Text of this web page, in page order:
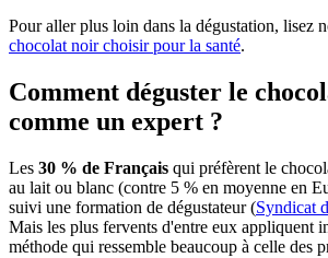
Pour aller plus loin dans la dégustation, lisez
chocolat noir choisir pour la santé.
Comment déguster le
comme un expert ?
Les 30 % de Français qui préfèrent le
au lait ou blanc (contre 5 % en moyenne en
suivi une formation de dégustateur (Syndicat
Mais les plus fervents d'entre eux appliquent
méthode qui ressemble beaucoup à celle des